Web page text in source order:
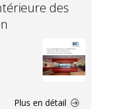
des
Plus en détail